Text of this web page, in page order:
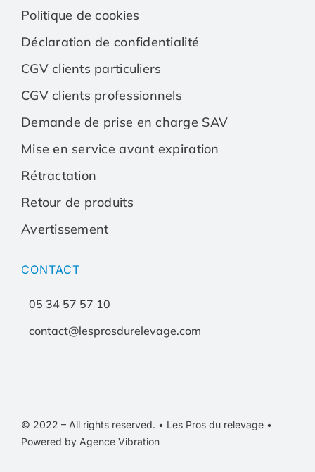
Politique de cookies
Déclaration de confidentialité
CGV clients particuliers
CGV clients professionnels
Demande de prise en charge SAV
Mise en service avant expiration
Rétractation
Retour de produits
Avertissement
CONTACT
05 34 57 57 10
contact@lesprosdurelevage.com
© 2022 – All rights reserved. • Les Pros du relevage •
Powered by Agence Vibration